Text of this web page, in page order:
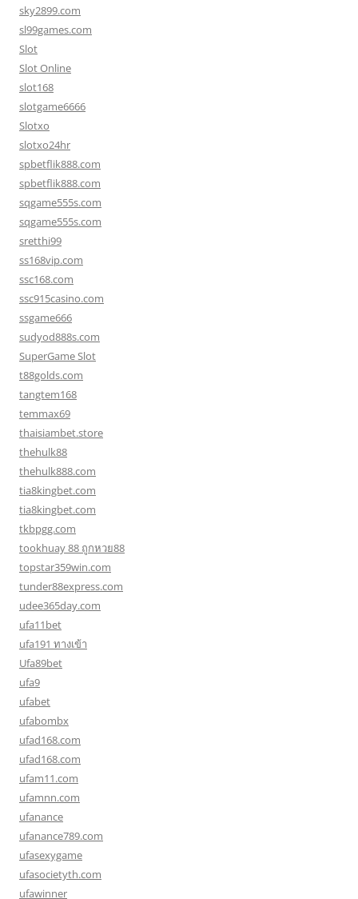
sky2899.com
sl99games.com
Slot
Slot Online
slot168
slotgame6666
Slotxo
slotxo24hr
spbetflik888.com
spbetflik888.com
sqgame555s.com
sqgame555s.com
sretthi99
ss168vip.com
ssc168.com
ssc915casino.com
ssgame666
sudyod888s.com
SuperGame Slot
t88golds.com
tangtem168
temmax69
thaisiambet.store
thehulk88
thehulk888.com
tia8kingbet.com
tia8kingbet.com
tkbpgg.com
tookhuay 88 ถูกหวย88
topstar359win.com
tunder88express.com
udee365day.com
ufa11bet
ufa191 ทางเข้า
Ufa89bet
ufa9
ufabet
ufabombx
ufad168.com
ufad168.com
ufam11.com
ufamnn.com
ufanance
ufanance789.com
ufasexygame
ufasocietyth.com
ufawinner